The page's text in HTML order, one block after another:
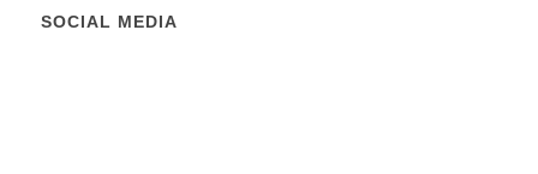
SOCIAL MEDIA